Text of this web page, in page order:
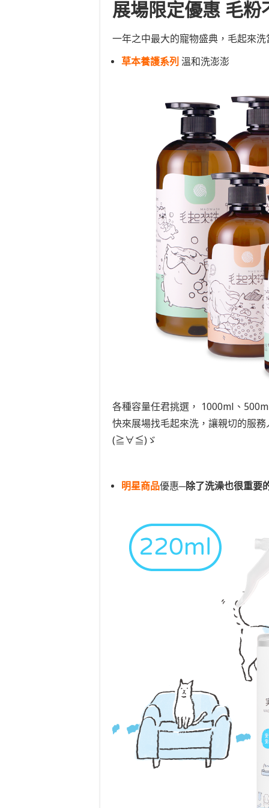
展場限定優惠 毛粉
一年之中最大的寵物盛典，毛起來
草本養護系列 溫和洗澎澎
各種容量任君挑選， 1000ml、
快來展場找毛起來洗，讓親切的服
(≧∀≦)ゞ
明星商品優惠─除了洗澡也很重要